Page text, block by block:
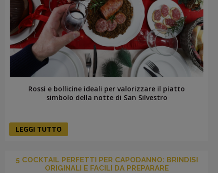
Rossi e bollicine ideali per valorizzare il piatto
simbolo della notte di San Silvestro
LEGGI TUTTO
5 COCKTAIL PERFETTI PER CAPODANNO: BRINDISI
ORIGINALI E FACILI DA PREPARARE